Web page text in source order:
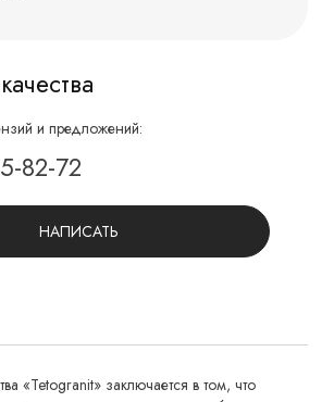
и предложений:
82-72
НАПИСАТЬ
«Tetogranit» заключается в том, что